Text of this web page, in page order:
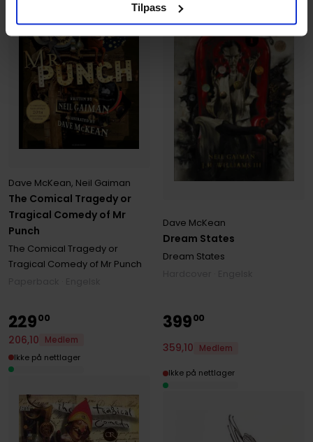
Tilpass
The Comical Tragedy or
Tragical Comedy of Mr
Punch
Dave McKean, Neil Gaiman
The Comical Tragedy or
Tragical Comedy of Mr Punch
Dream States
Dave McKean
Dream States
22900
206,10
Medlem
Ikke på nettlager
39900
359,10 Medlem
Ikke på nettlager